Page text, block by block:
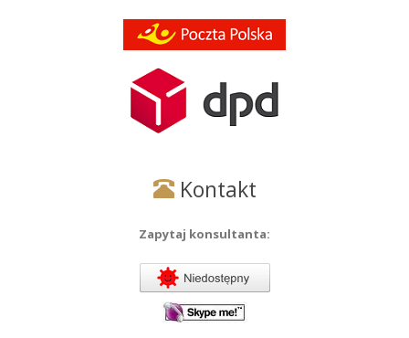
Kontakt
Zapytaj konsultanta: